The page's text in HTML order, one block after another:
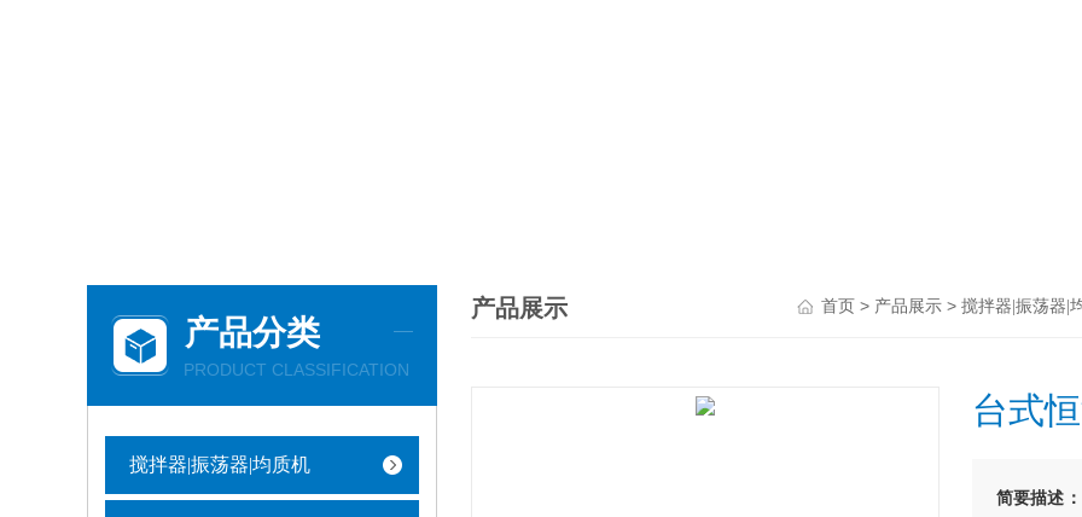
产品分类
PRODUCT CLASSIFICATION
搅拌器|振荡器|均质机
产品展示 首页 > 产品展示 > 搅拌器|振荡器|
台式
简要描述：